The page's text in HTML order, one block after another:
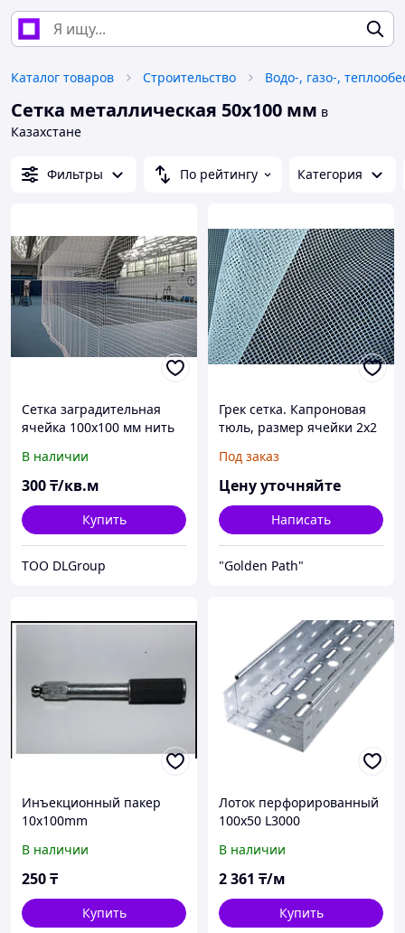
Каталог товаров Строительство Водо-, газо-,
Сетка металлическая 50х100 мм в
Казахстане
Фильтры По рейтингу Категория
Сетка заградительная
ячейка 100х100 мм нить
Полипропилен
В наличии
300₸/кв.м
Купить
ТОО DLGroup
Грек сетка. Капроновая
тюль, размер ячейки 2х2
Под заказ
Цену уточняйте
Написать
"Golden Path"
Инъекционный пакер
10х100mm
В наличии
250₸
Купить
Лоток перфорированный
100х50 L3000
В наличии
2 361 ₸/м
Купить